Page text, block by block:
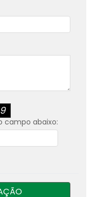
campo abaixo: